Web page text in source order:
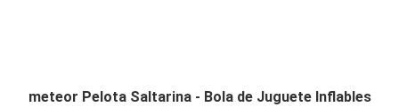
meteor Pelota Saltarina - Bola de Juguete Inflables